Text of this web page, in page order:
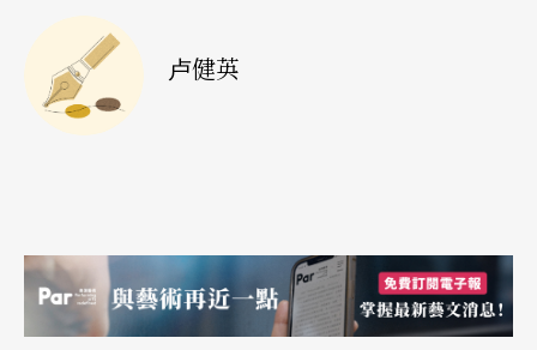
1983年，云门10岁，正在阳明山读新闻系大三的
我，已经是云门的追星族，在台北市青年公园里看
实验，还在模模糊糊地长大，跟我（们）一样。
《白蛇传》看得懂，白蛇、青蛇、法海、许仙，林
卢健英